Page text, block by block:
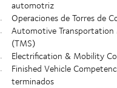
automotriz
Operaciones de Torres de
Automotive Transportation
(TMS)
Electrification & Mobility
Finished Vehicle
terminados